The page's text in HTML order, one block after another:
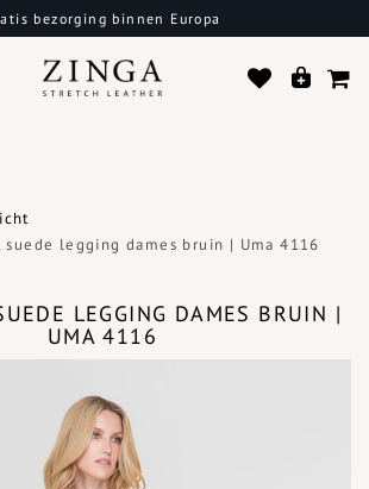
bezorging binnen Europa
suede legging dames bruin | Uma 4116
LEGGING DAMES BRUIN |
UMA 4116